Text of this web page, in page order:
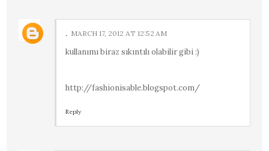
. MARCH 17, 2012 AT 12:52 AM
kullanımı biraz sıkıntılı olabilir gibi :)
http://fashionisable.blogspot.com/
Reply